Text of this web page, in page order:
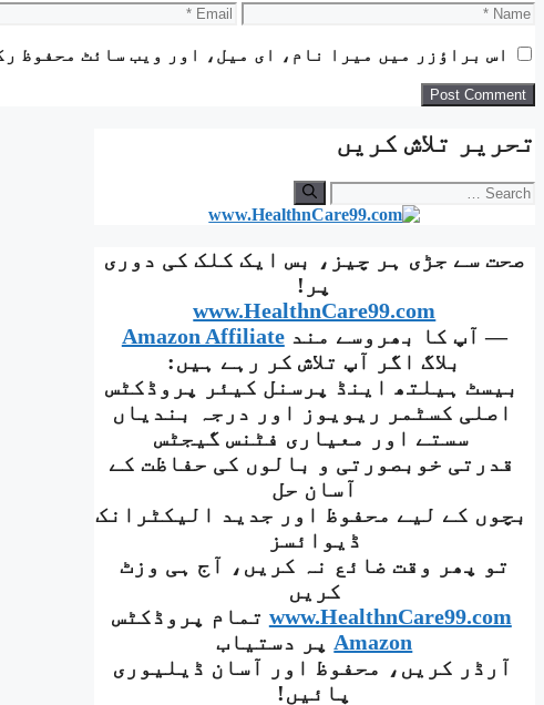
Name
Email
اس براؤزر میں میرا نام، ای میل، اور ویب سائٹ محفوظ
تحریر تلاش کریں
Search
صحت سے جڑی ہر چیز، بس ایک کلک کی دوری
پر!
www.HealthnCare99.com
— آپ کا بھروسے مندAmazon Affiliate
بلاگ اگر آپ تلاش کر رہے ہیں:
بیسٹ ہیلتھ اینڈ پرسنل کیئر پروڈکٹس
اصلی کسٹمر ریویوز اور درجہ بندیاں
سستے اور معیاری فٹنس گیجٹس
قدرتی خوبصورتی و بالوں کی حفاظت کے
آسان حل
بچوں کے لیے محفوظ اور جدید الیکٹرانک
ڈیوائسز
تو پھر وقت ضائع نہ کریں، آج ہی وزٹ
کریں
www.HealthnCare99.com تمام پروڈکٹس
Amazon پر دستیاب
آرڈر کریں، محفوظ اور آسان ڈیلیوری
پائیں!